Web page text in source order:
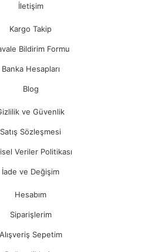
İletişim
Kargo Takip
Bildirim Formu
Banka Hesapları
Blog
ve Güvenlik
Satış Sözleşmesi
Veriler Politikası
İade ve Değişim
Hesabım
Siparişlerim
Alışveriş Sepetim